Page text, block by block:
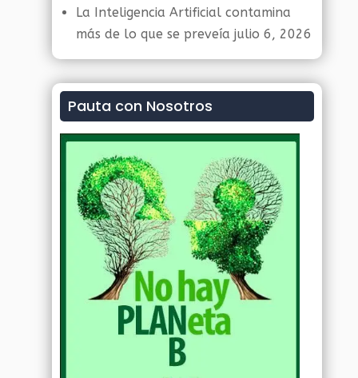
La Inteligencia Artificial contamina
más de lo que se preveía julio 6, 2026
Pauta con Nosotros